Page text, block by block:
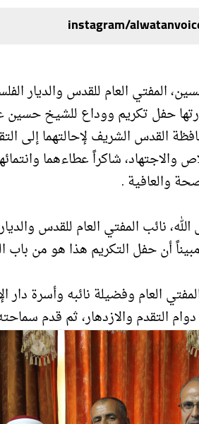
المفتي العام للقدس والديار
حفل تكريم ووداع للشيخ
القدس الشريف لإحالتهما إلى
والاجتهاد، شاكراً عطاءهما
والعافية .
نائب المفتي العام للقدس
أن حفل التكريم هذا هو من باب
العام وفضيلة نائبه وأسرة دار
دوام التقدم والازدهار، ثم قدم